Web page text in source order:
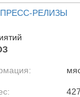
ПРЕСС-РЕЛИЗЫ